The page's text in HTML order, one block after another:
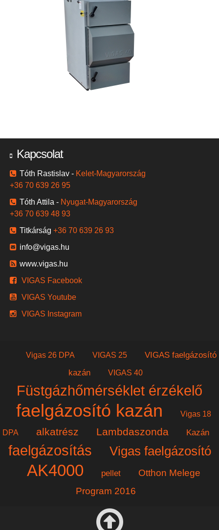
Kapcsolat
Tóth Rastislav - Kelet-Magyarország
+36 70 639 26 95
Tóth Attila - Nyugat-Magyarország
+36 70 639 48 93
Titkárság +36 70 639 26 93
info@vigas.hu
www.vigas.hu
VIGAS Facebook
VIGAS Youtube
VIGAS Instagram
Vigas 26 DPA VIGAS 25
VIGAS faelgázosító
kazán
VIGAS 40
Füstgázhőmérséklet érzékelő
faelgázosító kazán Vigas 18
DPA alkatrész Lambdaszonda Kazán
faelgázosítás Vigas faelgázosító
AK4000 pellet
Otthon Melege
Program 2016